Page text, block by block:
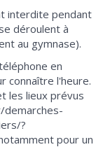
interdite pendant
déroulent à
au gymnase).
en
connaître l'heure.
les lieux prévus
?
pour un